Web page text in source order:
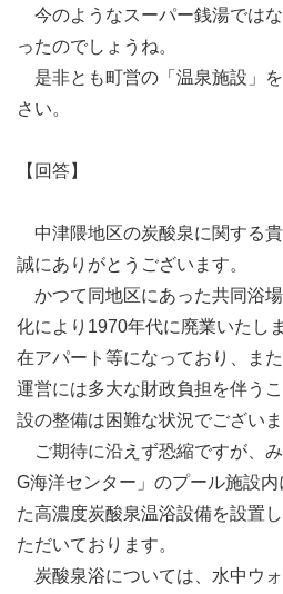
今のようなスーパー銭湯では
ったのでしょうね。
是非とも町営の「温泉施設」
さい。
【回答】
中津隈地区の炭酸泉に関する貴
誠にありがとうございます。
かつて同地区にあった共同浴
化により1970年代に廃業いたし
在アパート等になっており、ま
運営には多大な財政負担を伴う
設の整備は困難な状況でございま
ご期待に沿えず恐縮ですが、
G海洋センター」のプール施設
た高濃度炭酸泉温浴設備を設置
ただいております。
炭酸泉浴については、水中ウ